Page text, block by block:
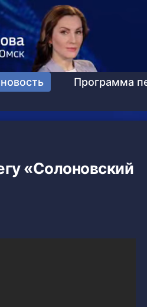
Программа
«Солоновский